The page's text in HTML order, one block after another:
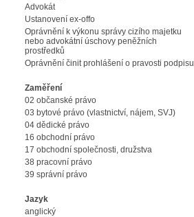
Advokát
Ustanovení ex-offo
Oprávnění k výkonu správy cizího majetku
nebo advokátní úschovy peněžních
prostředků
Oprávnění činit prohlášení o pravosti podpisu
Zaměření
02 občanské právo
03 bytové právo (vlastnictví, nájem, SVJ)
04 dědické právo
16 obchodní právo
17 obchodní společnosti, družstva
38 pracovní právo
39 správní právo
Jazyk
anglický